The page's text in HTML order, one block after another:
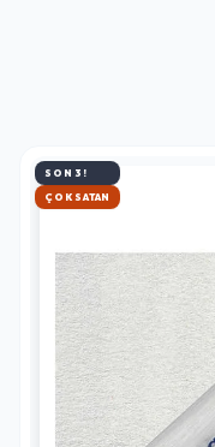
SON 3!
HIZLI KARGO